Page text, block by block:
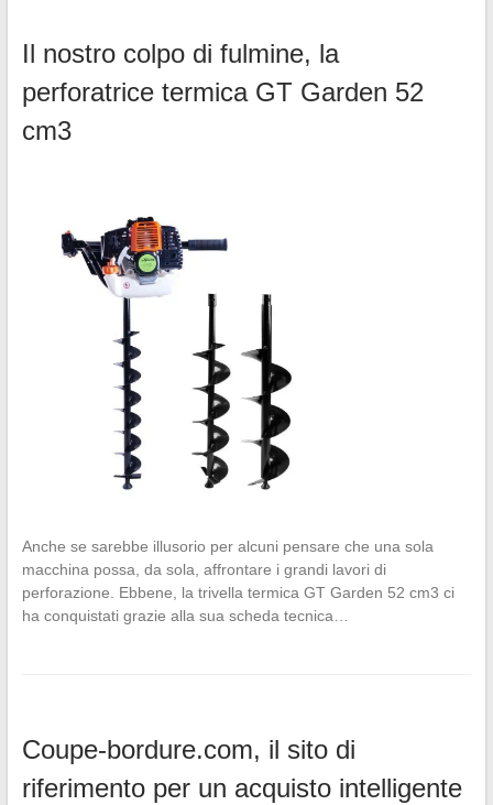
Il nostro colpo di fulmine, la
perforatrice termica GT Garden 52
cm3
Anche se sarebbe illusorio per alcuni pensare che una sola
macchina possa, da sola, affrontare i grandi lavori di
perforazione. Ebbene, la trivella termica GT Garden 52 cm3 ci
ha conquistati grazie alla sua scheda tecnica…
Coupe-bordure.com, il sito di
riferimento per un acquisto intelligente